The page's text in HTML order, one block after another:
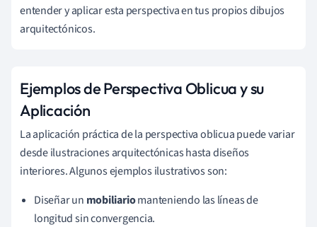
entender y aplicar esta perspectiva en tus propios dibujos
arquitectónicos.
Ejemplos de Perspectiva Oblicua y su
Aplicación
La aplicación práctica de la perspectiva oblicua puede variar
desde ilustraciones arquitectónicas hasta diseños
interiores. Algunos ejemplos ilustrativos son:
Diseñar un mobiliariomanteniendo las líneas de
longitud sin convergencia.